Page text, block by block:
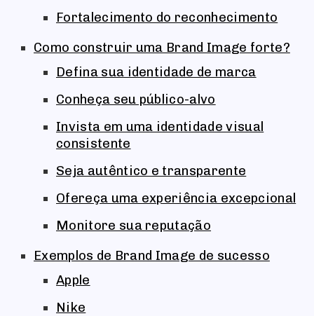
Fortalecimento do reconhecimento
Como construir uma Brand Image forte?
Defina sua identidade de marca
Conheça seu público-alvo
Invista em uma identidade visual
consistente
Seja autêntico e transparente
Ofereça uma experiência excepcional
Monitore sua reputação
Exemplos de Brand Image de sucesso
Apple
Nike